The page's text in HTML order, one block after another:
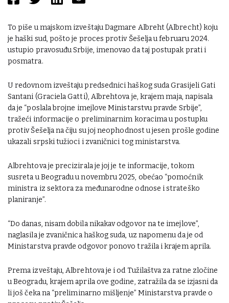
To piše u majskom izveštaju Dagmare Albreht (Albrecht) koju
je haški sud, pošto je proces protiv Šešelja u februaru 2024.
ustupio pravosuđu Srbije, imenovao da taj postupak prati i
posmatra.
U redovnom izveštaju predsednici haškog suda Grasijeli Gati
Santani (Graciela Gatti), Albrehtova je, krajem maja, napisala
da je “poslala brojne imejlove Ministarstvu pravde Srbije”,
tražeći informacije o preliminarnim koracima u postupku
protiv Šešelja na čiju su joj neophodnost u jesen prošle godine
ukazali srpski tužioci i zvaničnici tog ministarstva.
Albrehtova je precizirala je joj je te informacije, tokom
susreta u Beogradu u novembru 2025, obećao “pomoćnik
ministra iz sektora za međunarodne odnose i strateško
planiranje”.
“Do danas, nisam dobila nikakav odgovor na te imejlove”,
naglasila je zvaničnica haškog suda, uz napomenu da je od
Ministarstva pravde odgovor ponovo tražila i krajem aprila.
Prema izveštaju, Albrehtova je i od Tužilaštva za ratne zločine
u Beogradu, krajem aprila ove godine, zatražila da se izjasni da
li još čeka na “preliminarno mišljenje” Ministarstva pravde o